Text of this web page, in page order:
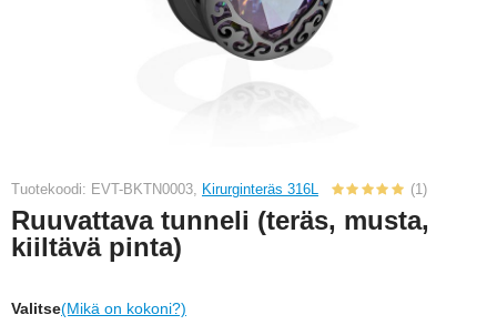
Tuotekoodi: EVT-BKTN0003, Kirurginteräs 316L (1)
Ruuvattava tunneli (teräs, musta,
kiiltävä pinta)
Valitse(Mikä on kokoni?)